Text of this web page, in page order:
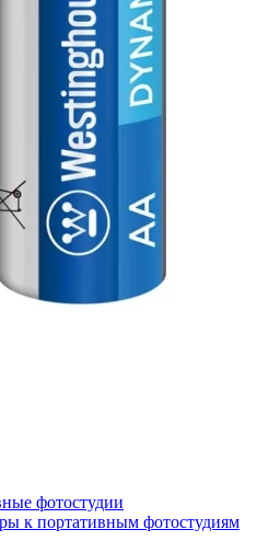
фотостудии
к портативным фотостудиям